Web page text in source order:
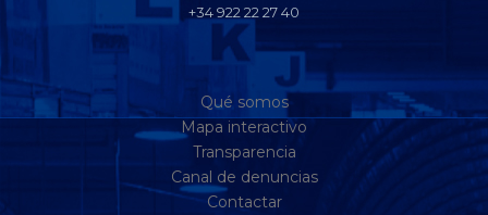
+34 922 22 27 40
Qué somos
Mapa interactivo
Transparencia
Canal de denuncias
Contactar